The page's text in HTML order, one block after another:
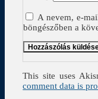
A nevem, e-
böngészőben a
This site uses
comment data is